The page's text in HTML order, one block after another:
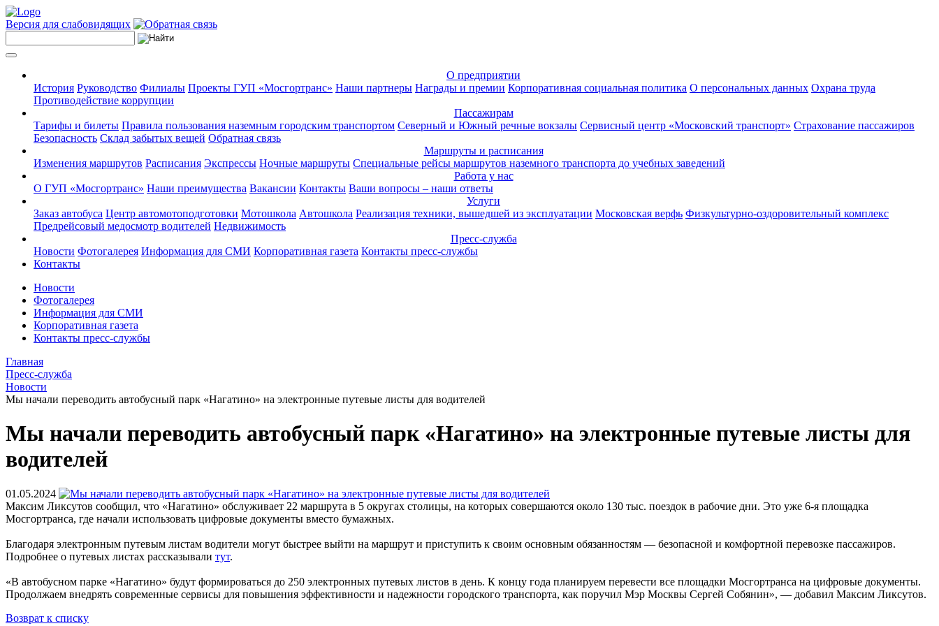
Версия для слабовидящих
О предприятии
История Руководство Филиалы Проекты ГУП «Мосгортранс» Наши партнеры Награды и премии Корпоративная социальная политика О персональных данных Охрана труда
Противодействие коррупции
Пассажирам
Тарифы и билеты Правила пользования наземным городским транспортом Северный и Южный речные вокзалы Сервисный центр «Московский транспорт» Страхование пассажиров
Безопасность Склад забытых вещей Обратная связь
Маршруты и расписания
Изменения маршрутов Расписания Экспрессы Ночные маршруты Специальные рейсы маршрутов наземного транспорта до учебных заведений
Работа у нас
О ГУП «Мосгортранс» Наши преимущества Вакансии Контакты Ваши вопросы – наши ответы
Услуги
Заказ автобуса Центр автомотоподготовки Мотошкола Автошкола Реализация техники, вышедшей из эксплуатации Московская верфь Физкультурно-оздоровительный комплекс
Предрейсовый медосмотр водителей Недвижимость
Пресс-служба
Новости Фотогалерея Информация для СМИ Корпоративная газета Контакты пресс-службы
Контакты
Новости
Фотогалерея
Информация для СМИ
Корпоративная газета
Контакты пресс-службы
Главная
Пресс-служба
Новости
Мы начали переводить автобусный парк «Нагатино» на электронные путевые листы для водителей
Мы начали переводить автобусный парк «Нагатино» на электронные путевые листы для
водителей
01.05.2024
Максим Ликсутов сообщил, что «Нагатино» обслуживает 22 маршрута в 5 округах столицы, на которых совершаются около 130 тыс. поездок в рабочие дни. Это уже 6-я площадка
Мосгортранса, где начали использовать цифровые документы вместо бумажных.
Благодаря электронным путевым листам водители могут быстрее выйти на маршрут и приступить к своим основным обязанностям — безопасной и комфортной перевозке пассажиров.
Подробнее о путевых листах рассказывали тут.
«В автобусном парке «Нагатино» будут формироваться до 250 электронных путевых листов в день. К концу года планируем перевести все площадки Мосгортранса на цифровые документы.
Продолжаем внедрять современные сервисы для повышения эффективности и надежности городского транспорта, как поручил Мэр Москвы Сергей Собянин», — добавил Максим Ликсутов.
Возврат к списку